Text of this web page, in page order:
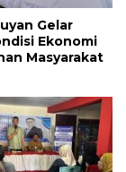
Gelar
Ekonomi
Masyarakat